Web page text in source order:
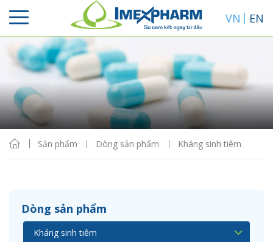
VN EN
Sản phẩm Dòng sản phẩm Kháng sinh tiêm
Dòng sản phẩm
Sắp xếp
Hiển thị